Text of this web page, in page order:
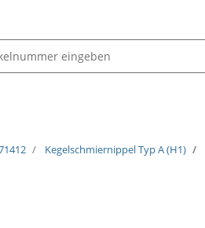
Kegelschmiernippel Typ A (H1)